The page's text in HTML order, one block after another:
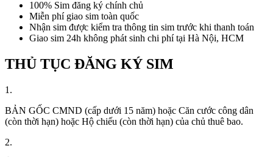
100% Sim đăng ký chính chủ
Miễn phí giao sim toàn quốc
Nhận sim được kiểm tra thông tin sim trước khi thanh toán
Giao sim 24h không phát sinh chi phí tại Hà Nội, HCM
THỦ TỤC ĐĂNG KÝ SIM
1.
BẢN GỐC CMND (cấp dưới 15 năm) hoặc Căn cước công dân
(còn thời hạn) hoặc Hộ chiếu (còn thời hạn) của chủ thuê bao.
2.